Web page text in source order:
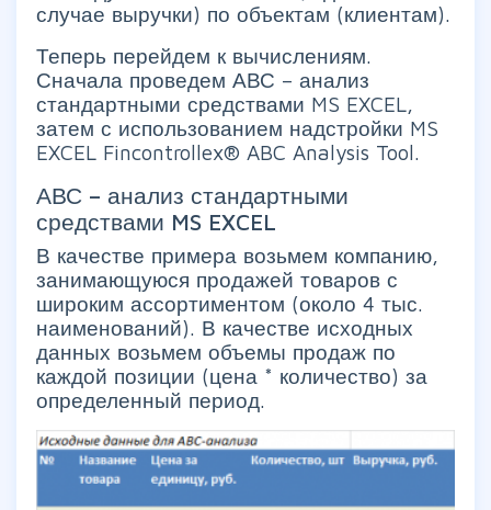
случае выручки) по объектам (клиентам).
Теперь перейдем к вычислениям.
Сначала проведем АВС – анализ
стандартными средствами MS EXCEL,
затем с использованием надстройки MS
EXCEL Fincontrollex® ABC Analysis Tool.
АВС – анализ стандартными
средствами MS EXCEL
В качестве примера возьмем компанию,
занимающуюся продажей товаров с
широким ассортиментом (около 4 тыс.
наименований). В качестве исходных
данных возьмем объемы продаж по
каждой позиции (цена * количество) за
определенный период.